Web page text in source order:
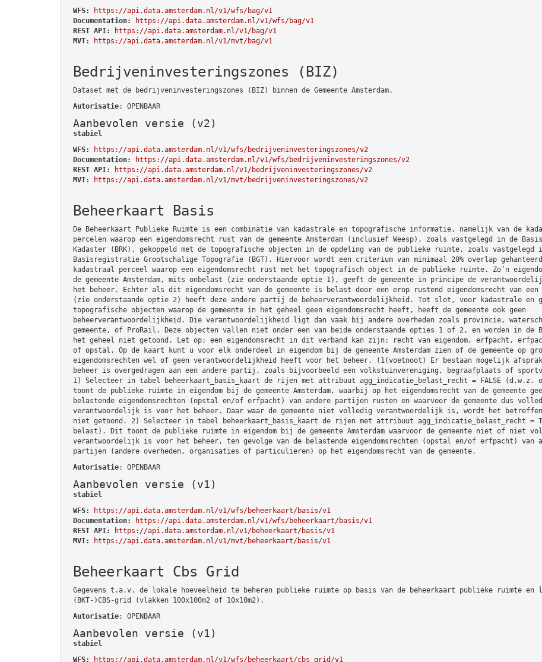
WFS:
https://api.data.amsterdam.nl/v1/wfs/bag/v1
Documentation:
https://api.data.amsterdam.nl/v1/wfs/bag/v1
REST API:
https://api.data.amsterdam.nl/v1/bag/v1
MVT:
https://api.data.amsterdam.nl/v1/mvt/bag/v1
Bedrijveninvesteringszones (BIZ)
Dataset met de bedrijveninvesteringszones (BIZ) binnen de Gemeente Amsterdam.
Autorisatie: OPENBAAR
Aanbevolen versie (v2)
stabiel
WFS:
https://api.data.amsterdam.nl/v1/wfs/bedrijveninvesteringszones/v2
Documentation:
https://api.data.amsterdam.nl/v1/wfs/bedrijveninvesteringszones/v2
REST API:
https://api.data.amsterdam.nl/v1/bedrijveninvesteringszones/v2
MVT:
https://api.data.amsterdam.nl/v1/mvt/bedrijveninvesteringszones/v2
Beheerkaart Basis
De Beheerkaart Publieke Ruimte is een combinatie van kadastrale en topografische informatie, namelijk van de
percelen waarop een eigendomsrecht rust van de gemeente Amsterdam (inclusief Weesp), zoals vastgelegd in de
Kadaster (BRK), gekoppeld met de topografische objecten in de opdeling van de publieke ruimte, zoals vastgelegd
Basisregistratie Grootschalige Topografie (BGT). Hiervoor wordt een criterium van minimaal 20% overlap
kadastraal perceel waarop een eigendomsrecht rust met het topografisch object in de publieke ruimte. Zo’n
de gemeente Amsterdam, mits onbelast (zie onderstaande optie 1), geeft de gemeente in principe de
het beheer. Echter als dit eigendomsrecht van de gemeente is belast door een erop rustend eigendomsrecht van
(zie onderstaande optie 2) heeft deze andere partij de beheerverantwoordelijkheid. Tot slot, voor kadastrale en
topografische objecten waarop de gemeente in het geheel geen eigendomsrecht heeft, heeft de gemeente ook geen
beheerverantwoordelijkheid. Die verantwoordelijkheid ligt dan vaak bij andere overheden zoals provincie,
gemeente, of ProRail. Deze objecten vallen niet onder een van beide onderstaande opties 1 of 2, en worden in de
het geheel niet getoond. Let op: een eigendomsrecht in dit verband kan zijn: recht van eigendom, erfpacht,
of opstal. Op de kaart kunt u voor elk onderdeel in eigendom bij de gemeente Amsterdam zien of de gemeente op
eigendomsrechten wel of geen verantwoordelijkheid heeft voor het beheer. (1(voetnoot) Er bestaan mogelijk
beheer is overgedragen aan een andere partij, zoals bijvoorbeeld een volkstuinvereniging, begraafplaats of
1) Selecteer in tabel beheerkaart_basis_kaart de rijen met attribuut agg_indicatie_belast_recht = FALSE (d.w.z.
toont de publieke ruimte in eigendom bij de gemeente Amsterdam, waarbij op het eigendomsrecht van de gemeente
belastende eigendomsrechten (opstal en/of erfpacht) van andere partijen rusten en waarvoor de gemeente dus
verantwoordelijk is voor het beheer. Daar waar de gemeente niet volledig verantwoordelijk is, wordt het
niet getoond. 2) Selecteer in tabel beheerkaart_basis_kaart de rijen met attribuut agg_indicatie_belast_recht =
belast). Dit toont de publieke ruimte in eigendom bij de gemeente Amsterdam waarvoor de gemeente niet of niet
verantwoordelijk is voor het beheer, ten gevolge van de belastende eigendomsrechten (opstal en/of erfpacht) van
partijen (andere overheden, organisaties of particulieren) op het eigendomsrecht van de gemeente.
Autorisatie: OPENBAAR
Aanbevolen versie (v1)
stabiel
WFS:
https://api.data.amsterdam.nl/v1/wfs/beheerkaart/basis/v1
Documentation:
https://api.data.amsterdam.nl/v1/wfs/beheerkaart/basis/v1
REST API:
https://api.data.amsterdam.nl/v1/beheerkaart/basis/v1
MVT:
https://api.data.amsterdam.nl/v1/mvt/beheerkaart/basis/v1
Beheerkaart Cbs Grid
Gegevens t.a.v. de lokale hoeveelheid te beheren publieke ruimte op basis van de beheerkaart publieke ruimte en
(BKT-)CBS-grid (vlakken 100x100m2 of 10x10m2).
Autorisatie: OPENBAAR
Aanbevolen versie (v1)
stabiel
WFS:
https://api.data.amsterdam.nl/v1/wfs/beheerkaart/cbs_grid/v1